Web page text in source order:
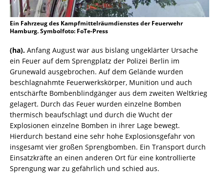
Ein Fahrzeug des Kampfmittelräumdienstes der Feuerwehr
Hamburg. Symbolfoto: FoTe-Press
(ha). Anfang August war aus bislang ungeklärter Ursache
ein Feuer auf dem Sprengplatz der Polizei Berlin im
Grunewald ausgebrochen. Auf dem Gelände wurden
beschlagnahmte Feuerwerkskörper, Munition und auch
entschärfte Bombenblindgänger aus dem zweiten Weltkrieg
gelagert. Durch das Feuer wurden einzelne Bomben
thermisch beaufschlagt und durch die Wucht der
Explosionen einzelne Bomben in ihrer Lage bewegt.
Hierdurch bestand eine sehr hohe Explosionsgefahr von
insgesamt vier großen Sprengbomben. Ein Transport durch
Einsatzkräfte an einen anderen Ort für eine kontrollierte
Sprengung war zu gefährlich und schied aus.